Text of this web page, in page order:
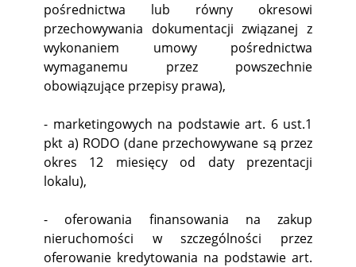
pośrednictwa lub równy okresowi
przechowywania dokumentacji związanej z
wykonaniem umowy pośrednictwa
wymaganemu przez powszechnie
obowiązujące przepisy prawa),
- marketingowych na podstawie art. 6 ust.1
pkt a) RODO (dane przechowywane są przez
okres 12 miesięcy od daty prezentacji
lokalu),
- oferowania finansowania na zakup
nieruchomości w szczególności przez
oferowanie kredytowania na podstawie art.